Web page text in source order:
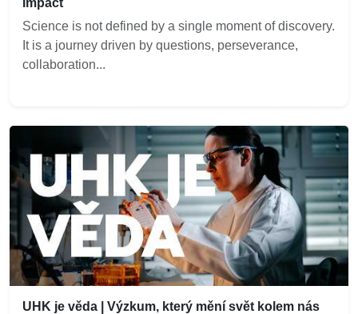
Science is not defined by a single moment of discovery.
It is a journey driven by questions, perseverance,
collaboration...
UHK je věda | Výzkum, který mění svět kolem nás